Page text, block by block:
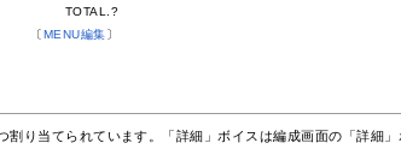
TOTAL.?
〔MENU編集〕
割り当てられています。「詳細」ボイスは編成画面の「詳細